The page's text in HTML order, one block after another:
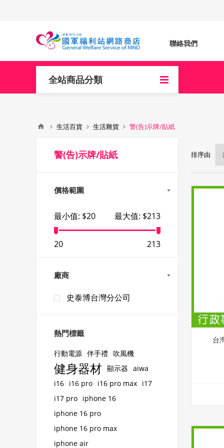
聯絡我們
全站商品分類
生活百貨 生活雜貨 警(告)示牌/貼紙
排序由
台
警(告)示牌/貼紙
價格範圍
最小值: $20 最大值: $213
20 213
廠商
史泰博台灣分公司
熱門標籤
行動電源 伴手禮 吹風機
健身器材 顯示器 aiwa
i16 i16 pro i16 pro max i17
i17 pro iphone 16
iphone 16 pro
iphone 16 pro max
iphone air